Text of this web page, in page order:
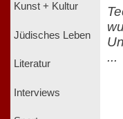
Kunst + Kultur
Jüdisches Leben
Literatur
Interviews
...